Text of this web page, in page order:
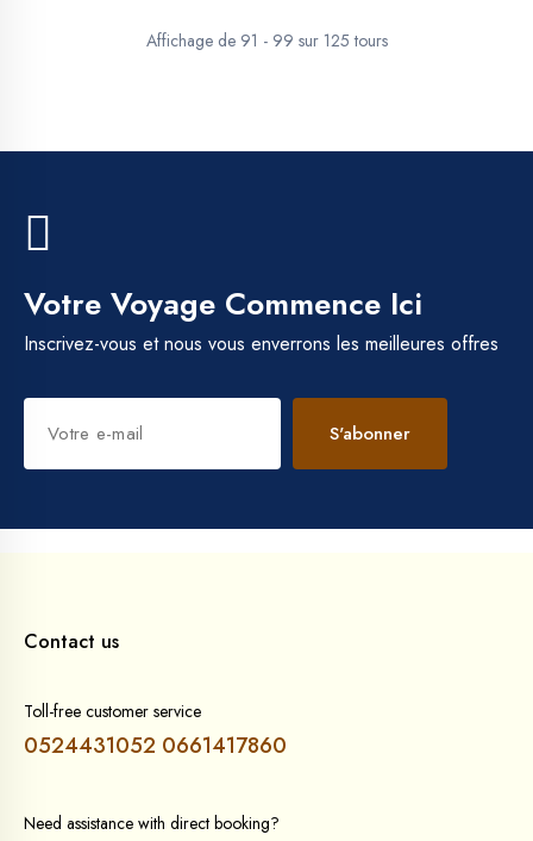
Affichage de 91 - 99 sur 125 tours
Votre Voyage Commence Ici
Inscrivez-vous et nous vous enverrons les meilleures offres
S'abonner
Contact us
Toll-free customer service
0524431052 0661417860
Need assistance with direct booking?